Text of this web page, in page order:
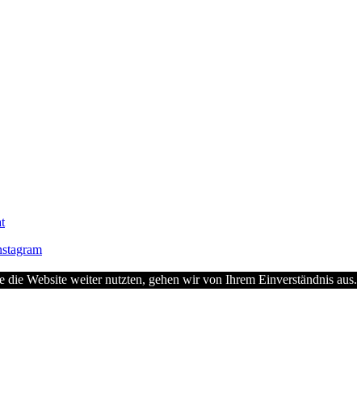
die Website weiter nutzten, gehen wir von Ihrem Einverständnis aus.